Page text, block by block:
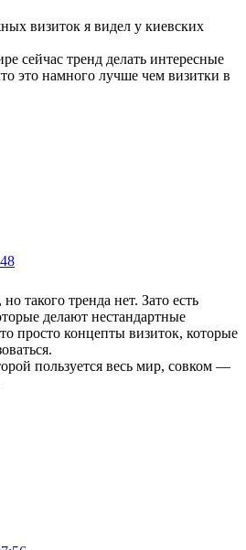
визиток я видел у киевских
сейчас тренд делать интересные
это намного лучше чем визитки в
такого тренда нет. Зато есть
делают нестандартные
просто концепты визиток, которые
пользуется весь мир, совком —